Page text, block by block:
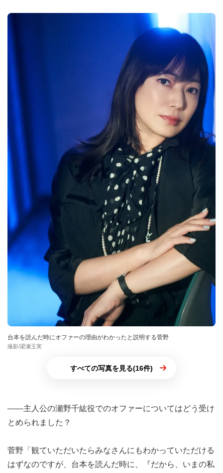
台本を読んだ時にオファーの理由がわかったと説明する菅野
撮影/梁瀬玉実
すべての写真を見る(16件)
――主人公の瀬野千紘役でのオファーについてはどう受け
とめられました？
菅野「観ていただいたらみなさんにもわかっていただける
はずなのですが、台本を読んだ時に、『だから、いまの私